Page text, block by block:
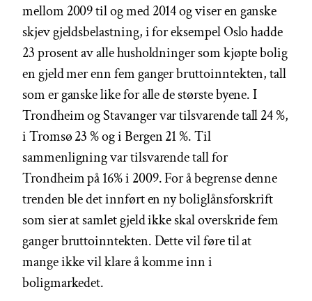
mellom 2009 til og med 2014 og viser en ganske
skjev gjeldsbelastning, i for eksempel Oslo hadde
23 prosent av alle husholdninger som kjøpte bolig
en gjeld mer enn fem ganger bruttoinntekten, tall
som er ganske like for alle de største byene. I
Trondheim og Stavanger var tilsvarende tall 24 %,
i Tromsø 23 % og i Bergen 21 %. Til
sammenligning var tilsvarende tall for
Trondheim på 16% i 2009. For å begrense denne
trenden ble det innført en ny boliglånsforskrift
som sier at samlet gjeld ikke skal overskride fem
ganger bruttoinntekten. Dette vil føre til at
mange ikke vil klare å komme inn i
boligmarkedet.